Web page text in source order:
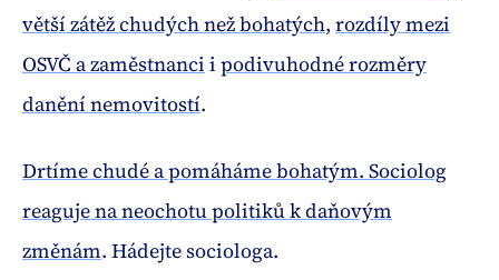
větší zátěž chudých než bohatých, rozdíly mezi
OSVČ a zaměstnanci i podivuhodné rozměry
danění nemovitostí.
Drtíme chudé a pomáháme bohatým. Sociolog
reaguje na neochotu politiků k daňovým
změnám. Hádejte sociologa.